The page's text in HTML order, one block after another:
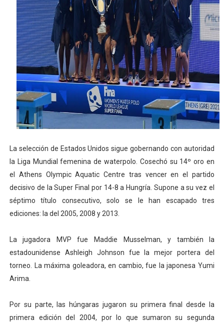
Mundial de piragüismo slalom 2026 (Oklahoma City,
Tour de Francia masculino 2026 - Tadej Pogacar
Mundial de Fórmula 1 2026 - Lando Norris consigue
Campeonato de Europa de saltos 2026 (París,
Tour de Francia femenino 2026 - Etapa 6
La selección de Estados Unidos sigue gobernando con autoridad
la Liga Mundial femenina de waterpolo. Cosechó su 14º oro en
el Athens Olympic Aquatic Centre tras vencer en el partido
decisivo de la Super Final por 14-8 a Hungría. Supone a su vez el
séptimo título consecutivo, solo se le han escapado tres
ediciones: la del 2005, 2008 y 2013.
La jugadora MVP fue
Maddie Musselman, y también la
estadounidense Ashleigh Johnson fue la mejor portera del
torneo. La máxima goleadora, en cambio, fue la japonesaYumi
Arima.
Por su parte, las húngaras jugaron su primera final desde la
primera edición del 2004, por lo que sumaron su segunda